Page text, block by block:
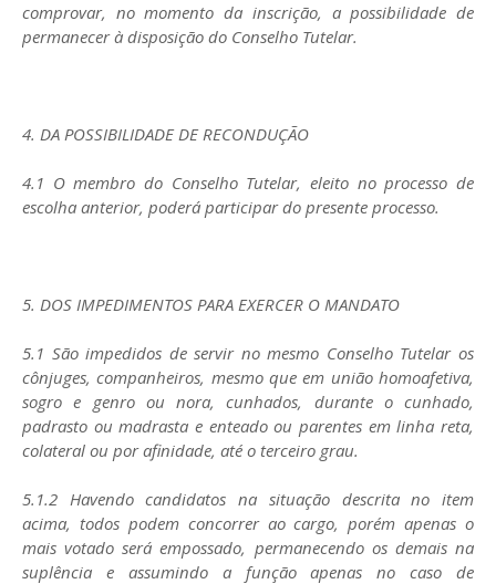
comprovar, no momento da inscrição, a possibilidade de
permanecer à disposição do Conselho Tutelar.
4. DA POSSIBILIDADE DE RECONDUÇÃO
4.1 O membro do Conselho Tutelar, eleito no processo de
escolha anterior, poderá participar do presente processo.
5. DOS IMPEDIMENTOS PARA EXERCER O MANDATO
5.1 São impedidos de servir no mesmo Conselho Tutelar os
cônjuges, companheiros, mesmo que em união homoafetiva,
sogro e genro ou nora, cunhados, durante o cunhado,
padrasto ou madrasta e enteado ou parentes em linha reta,
colateral ou por afinidade, até o terceiro grau.
5.1.2 Havendo candidatos na situação descrita no item
acima, todos podem concorrer ao cargo, porém apenas o
mais votado será empossado, permanecendo os demais na
suplência e assumindo a função apenas no caso de